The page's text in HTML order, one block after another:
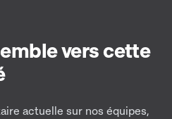
vers cette
actuelle sur nos équipes,